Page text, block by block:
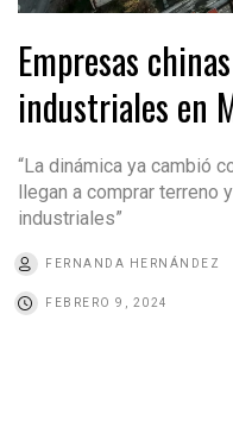
Empresas
industriales en
“La dinámica ya cambió
llegan a comprar terreno
industriales”
FERNANDA HERNÁNDEZ
FEBRERO 9, 2024